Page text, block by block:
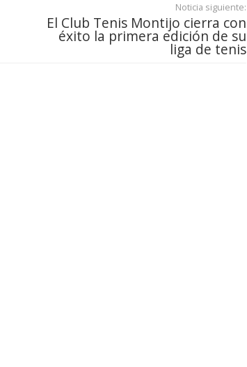
Noticia siguiente:
El Club Tenis Montijo cierra con
éxito la primera edición de su
liga de tenis